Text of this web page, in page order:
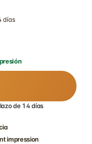
días
de 14 días
impression